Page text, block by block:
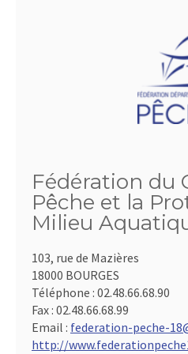
Fédération du
Pêche et la
Milieu
103, rue de Mazières
18000 BOURGES
Téléphone : 02.48.66.68.90
Fax : 02.48.66.68.99
Email : federation-peche-
http://